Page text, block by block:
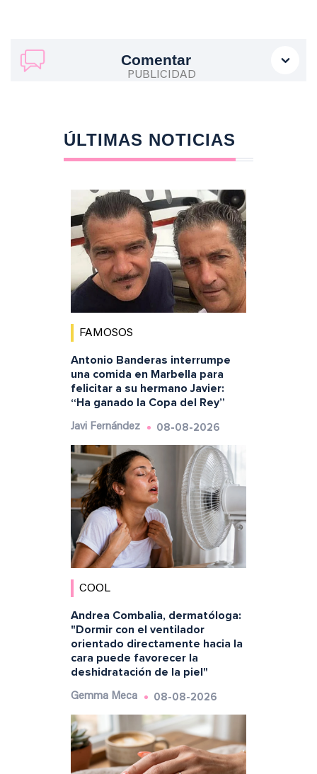
Comentar
ÚLTIMAS NOTICIAS
FAMOSOS
Antonio Banderas interrumpe
una comida en Marbella para
felicitar a su hermano Javier:
“Ha ganado la Copa del Rey”
Javi Fernández 08-08-2026
COOL
Andrea Combalia, dermatóloga:
"Dormir con el ventilador
orientado directamente hacia la
cara puede favorecer la
deshidratación de la piel"
Gemma Meca 08-08-2026